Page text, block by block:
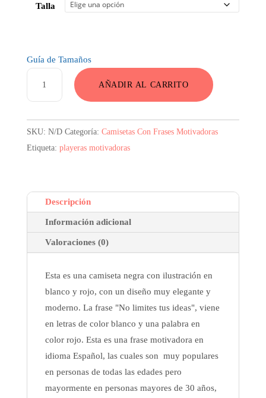
precios:
Talla
Guía de Tamaños
Tus
cantidad
AÑADIR AL CARRITO
SKU: N/D Categoría: Camisetas Con Frases Motivadoras
Etiqueta: playeras motivadoras
Descripción
Información adicional
Valoraciones (0)
Esta es una camiseta negra con ilustración en
blanco y rojo, con un diseño muy elegante y
moderno. La frase "No limites tus ideas", viene
en letras de color blanco y una palabra en
color rojo. Esta es una frase motivadora en
idioma Español, las cuales son muy populares
en personas de todas las edades pero
mayormente en personas mayores de 30 años,